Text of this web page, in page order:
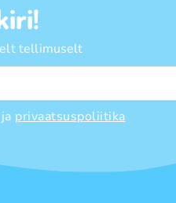
tellimuselt
ja privaatsuspoliitika